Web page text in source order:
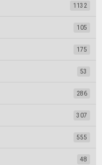
1132
105
175
53
286
307
555
48